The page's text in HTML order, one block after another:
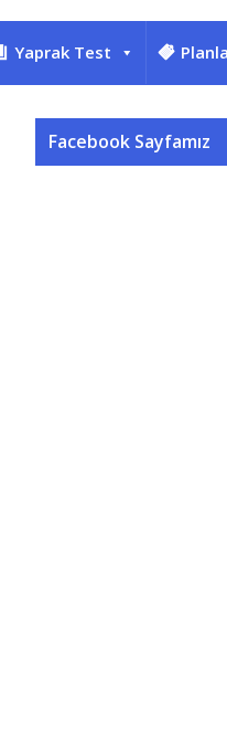
Yaprak Test
Facebook Sayfamız